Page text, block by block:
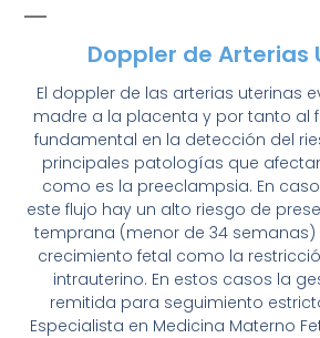
Doppler de Arterias
El doppler de las arterias uterinas
madre a la placenta y por tanto al
fundamental en la detección del
principales patologías que
como es la preeclampsia. En
este flujo hay un alto riesgo de
temprana (menor de 34 semanas)
crecimiento fetal como la
intrauterino. En estos casos la
remitida para seguimiento
Especialista en Medicina Materno